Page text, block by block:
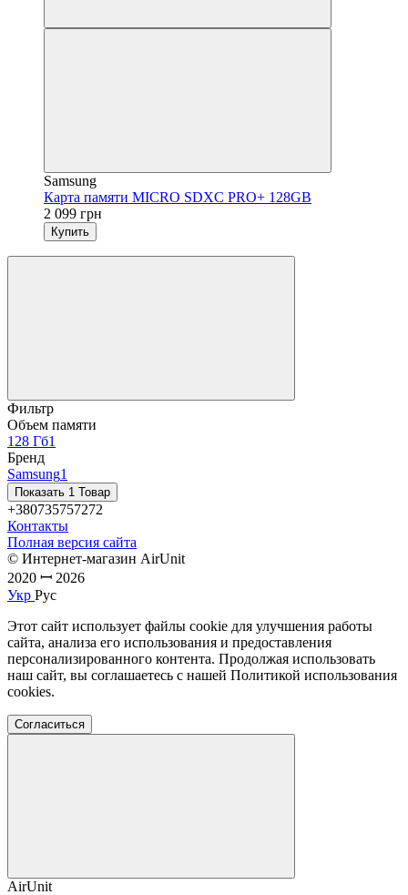
Samsung
Карта памяти MICRO SDXC PRO+ 128GB
2 099 грн
Купить
Фильтр
Объем памяти
128 Гб1
Бренд
Samsung1
Показать 1 Товар
+380735757272
Контакты
Полная версия сайта
© Интернет-магазин AirUnit
2020 ꟷ 2026
Укр Рус
Этот сайт использует файлы cookie для улучшения работы
сайта, анализа его использования и предоставления
персонализированного контента. Продолжая использовать
наш сайт, вы соглашаетесь с нашей Политикой использования
cookies.
Согласиться
AirUnit